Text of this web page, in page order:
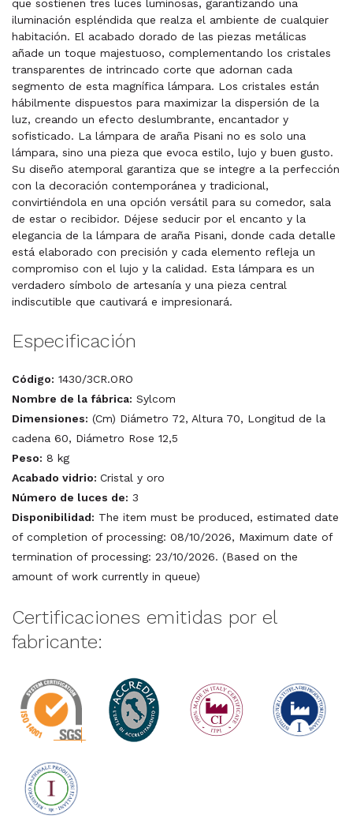
que sostienen tres luces luminosas, garantizando una
iluminación espléndida que realza el ambiente de cualquier
habitación. El acabado dorado de las piezas metálicas
añade un toque majestuoso, complementando los cristales
transparentes de intrincado corte que adornan cada
segmento de esta magnífica lámpara. Los cristales están
hábilmente dispuestos para maximizar la dispersión de la
luz, creando un efecto deslumbrante, encantador y
sofisticado. La lámpara de araña Pisani no es solo una
lámpara, sino una pieza que evoca estilo, lujo y buen gusto.
Su diseño atemporal garantiza que se integre a la perfección
con la decoración contemporánea y tradicional,
convirtiéndola en una opción versátil para su comedor, sala
de estar o recibidor. Déjese seducir por el encanto y la
elegancia de la lámpara de araña Pisani, donde cada detalle
está elaborado con precisión y cada elemento refleja un
compromiso con el lujo y la calidad. Esta lámpara es un
verdadero símbolo de artesanía y una pieza central
indiscutible que cautivará e impresionará.
Especificación
Código: 1430/3CR.ORO
Nombre de la fábrica: Sylcom
Dimensiones: (Cm) Diámetro 72, Altura 70, Longitud de la
cadena 60, Diámetro Rose 12,5
Peso: 8 kg
Acabado vidrio: Cristal y oro
Número de luces de: 3
Disponibilidad: The item must be produced, estimated date
of completion of processing: 08/10/2026, Maximum date of
termination of processing: 23/10/2026. (Based on the
amount of work currently in queue)
Certificaciones emitidas por el
fabricante: